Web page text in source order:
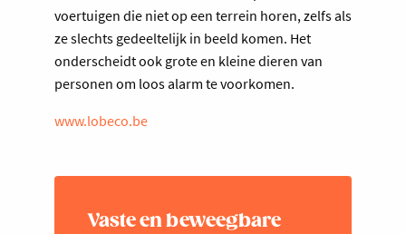
voertuigen die niet op een terrein horen, zelfs als
ze slechts gedeeltelijk in beeld komen. Het
onderscheidt ook grote en kleine dieren van
personen om loos alarm te voorkomen.
www.lobeco.be
Vaste en beweegbare